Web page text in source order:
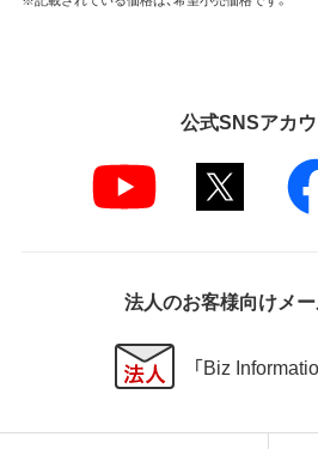
公式SNSアカ
法人のお客様向けメ
「Biz